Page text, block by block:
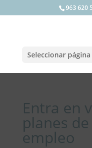
963 620
Seleccionar página
Entra en
planes
empleo